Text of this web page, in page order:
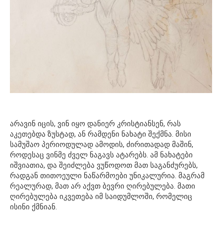
არავინ იცის, ვინ იყო დანიერ კრისტიანსენ, რას
აკეთებდა ზუსტად, ან რამდენი ნახატი შექმნა. მისი
სამუშაო პერიოდულად ამოდის, ძირითადად მაშინ,
როდესაც ვინმე ძველ ნაგავს ატარებს. ამ ნახატები
იშვიათია, და შეიძლება ვუწოდოთ მათ საგანძურებს,
რადგან თითოეული ნაწარმოები უნიკალურია. მაგრამ
რეალურად, მათ არ აქვთ ბევრი ღირებულება. მათი
ღირებულება იკვეთება იმ საიდუმლოში, რომელიც
ისინი ქმნიან.